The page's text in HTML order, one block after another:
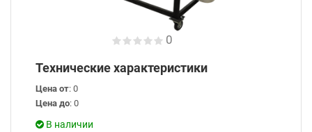
0
Технические характеристики
Цена от: 0
Цена до: 0
В наличии